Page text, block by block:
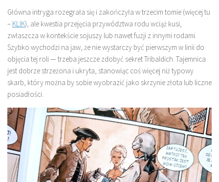
Główna intryga rozegrała się i zakończyła w trzecim tomie (więcej tu
– KLIK), ale kwestia przejęcia przywództwa rodu wciąż kusi,
zwłaszcza w kontekście sojuszy lub nawet fuzji z innymi rodami.
Szybko wychodzi na jaw, że nie wystarczy być pierwszym w linii do
objęcia tej roli — trzeba jeszcze zdobyć sekret Tribaldich. Tajemnica
jest dobrze strzeżona i ukryta, stanowiąc coś więcej niż typowy
skarb, który można by sobie wyobrazić jako skrzynie złota lub liczne
posiadłości.